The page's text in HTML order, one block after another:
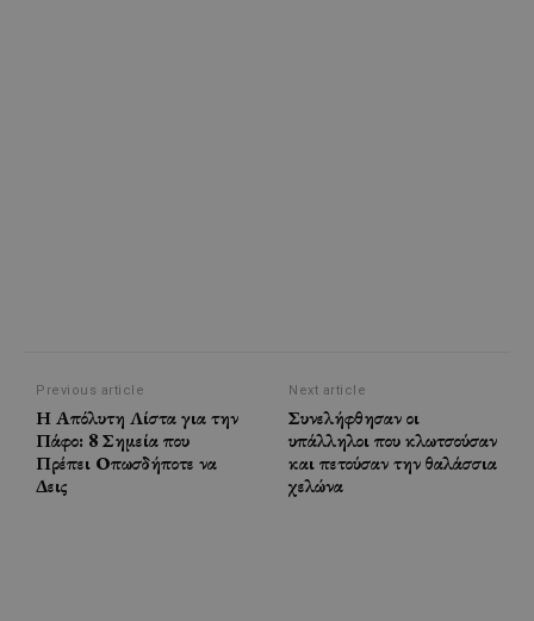
Previous article
Η Απόλυτη Λίστα για την
Πάφο: 8 Σημεία που
Πρέπει Οπωσδήποτε να
Δεις
Next article
Συνελήφθησαν οι
υπάλληλοι που κλωτσούσαν
και πετούσαν την θαλάσσια
χελώνα